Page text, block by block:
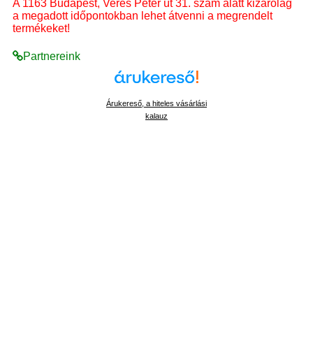
A 1163 Budapest, Veres Péter út 31. szám alatt kizárólag
a megadott időpontokban lehet átvenni a megrendelt
termékeket!
Partnereink
Árukereső, a hiteles vásárlási
kalauz